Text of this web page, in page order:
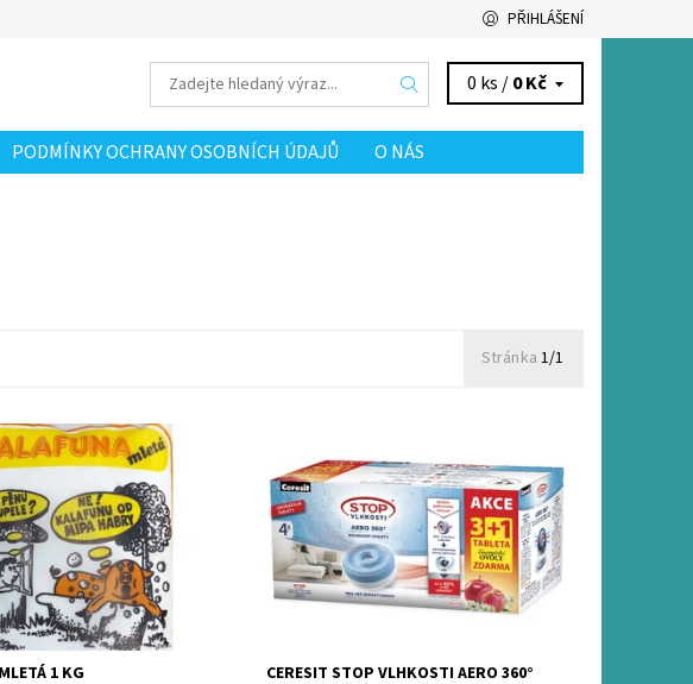
PŘIHLÁŠENÍ
0 ks /0 Kč
PODMÍNKY OCHRANY OSOBNÍCH ÚDAJŮ
O NÁS
Stránka 1/1
štětin z vepřů, ale s
použít též na odstranění
Skladem
3029
1 KG
360° cirkulace vzduchu Systém AERO360°
funguje na...
Dostupnost:
Skladem
Kód:
3032
CERESIT STOP VLHKOSTI AERO 360°